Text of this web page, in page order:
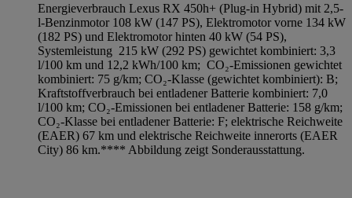
Energieverbrauch Lexus RX 450h+ (Plug-in Hybrid) mit 2,5-
l-Benzinmotor 108 kW (147 PS), Elektromotor vorne 134 kW
(182 PS) und Elektromotor hinten 40 kW (54 PS),
Systemleistung 215 kW (292 PS) gewichtet kombiniert: 3,3
l/100 km und 12,2 kWh/100 km; CO₂-Emissionen gewichtet
kombiniert: 75 g/km; CO₂-Klasse (gewichtet kombiniert): B;
Kraftstoffverbrauch bei entladener Batterie kombiniert: 7,0
l/100 km; CO₂-Emissionen bei entladener Batterie: 158 g/km;
CO₂-Klasse bei entladener Batterie: F; elektrische Reichweite
(EAER) 67 km und elektrische Reichweite innerorts (EAER
City) 86 km.**** Abbildung zeigt Sonderausstattung.